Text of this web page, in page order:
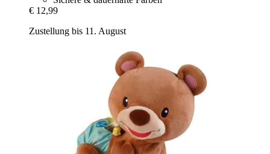
€ 12,99
Zustellung bis 11. August